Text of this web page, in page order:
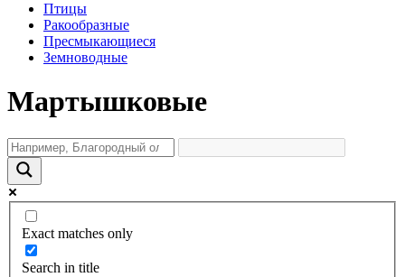
Птицы
Ракообразные
Пресмыкающиеся
Земноводные
Мартышковые
Exact matches only
Search in title